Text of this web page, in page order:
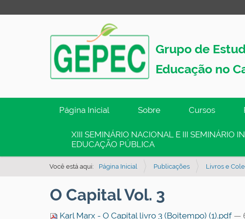
Grupo de
Educação no
g
Página Inicial Sobre Cursos
XIII SEMINÁRIO NACIONAL E III SEMINÁRIO
EDUCAÇÃO PÚBLICA
Você está aqui: Página Inicial Publicações Livros e
O Capital Vol. 3
Karl Marx - O Capital livro 3 (Boitempo) (1).pdf —